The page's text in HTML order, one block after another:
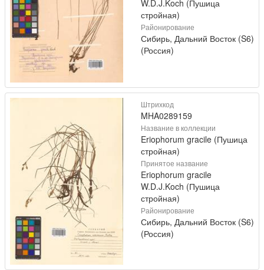
W.D.J.Koch (Пушица
стройная)
Районирование
Сибирь, Дальний Восток (S6)
(Россия)
Штрихкод
MHA0289159
Название в коллекции
Eriophorum gracile (Пушица
стройная)
Принятое название
Eriophorum gracile
W.D.J.Koch (Пушица
стройная)
Районирование
Сибирь, Дальний Восток (S6)
(Россия)